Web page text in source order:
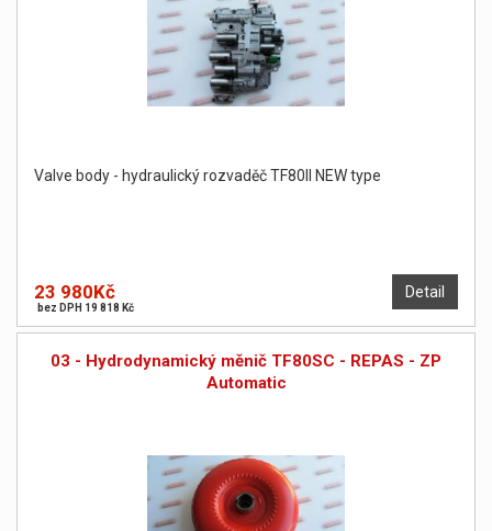
Valve body - hydraulický rozvaděč TF80II NEW type
Detail
23 980Kč
bez DPH 19 818 Kč
03 - Hydrodynamický měnič TF80SC - REPAS - ZP
Automatic